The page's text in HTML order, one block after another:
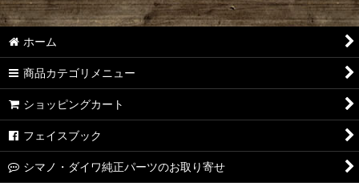
ホーム
商品カテゴリメニュー
ショッピングカート
フェイスブック
シマノ・ダイワ純正パーツのお取り寄せ